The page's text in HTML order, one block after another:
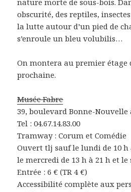
nature morte de sous-bois.
obscurité, des reptiles,
la lutte autour d’un pied de
s’enroule un bleu volubilis…
On montera au premier étage
prochaine.
Musée Fabre
39, boulevard Bonne-Nouvelle
Tel : 04.67.14.83.00
Tramway : Corum et Comédie
Ouvert tlj sauf le lundi de 10 h
le mercredi de 13 h à 21 h et le
Entrée : 6 € (TR 4 €)
Accessibilité complète aux